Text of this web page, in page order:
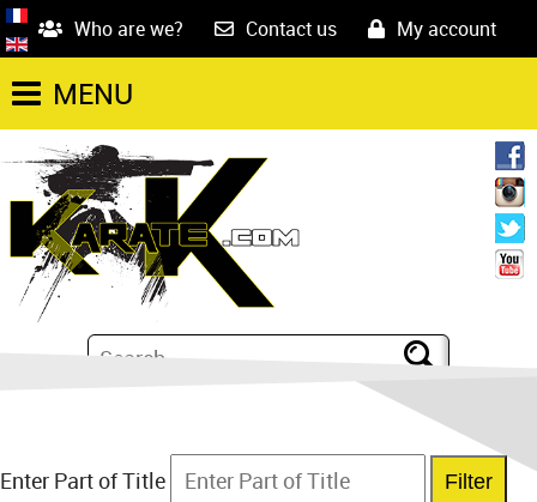
Who are we? Contact us My account
MENU
Enter Part of Title Filter